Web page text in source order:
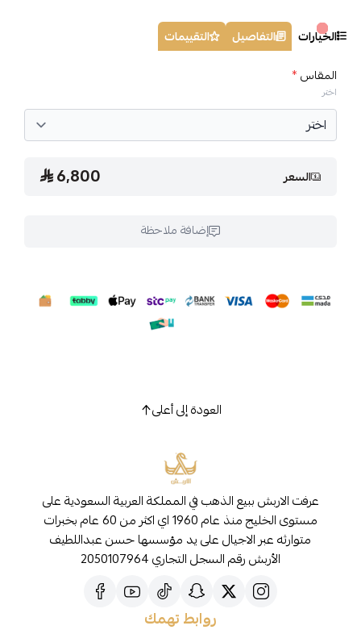
الخيارات التفاصيل
التقييمات
المقاس*
اختر
السعر 6,800
إضافة ملاحظة
العودة إلى أعلى
عرفت الاربش ببيع الذهب في المملكة العربية السعودية على
مستوى الخليج منذ عام 1960 اي اكثر من 60 عام بخبرات
متوارثه عبر الاجيال على يد مؤسسها حسن عبداللطيف
الأربش رقم السجل التجاري 2050107964
روابط تهمك